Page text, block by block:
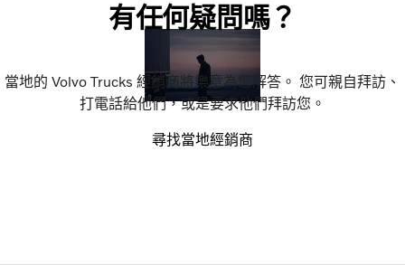
有任何疑問嗎？
當地的 Volvo Trucks 經銷商將樂意為您解答。 您可親自拜訪、
打電話給他們，或是要求他們拜訪您。
尋找當地經銷商